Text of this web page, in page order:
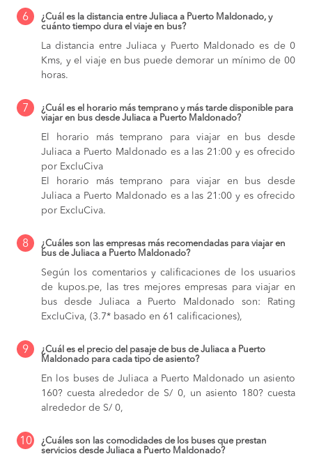
6
¿Cuál es la distancia entre Juliaca a Puerto Maldonado, y
cuánto tiempo dura el viaje en bus?
La distancia entre Juliaca y Puerto Maldonado es de 0
Kms, y el viaje en bus puede demorar un mínimo de 00
horas.
7
¿Cuál es el horario más temprano y más tarde disponible para
viajar en bus desde Juliaca a Puerto Maldonado?
El horario más temprano para viajar en bus desde
Juliaca a Puerto Maldonado es a las 21:00 y es ofrecido
por ExcluCiva
El horario más temprano para viajar en bus desde
Juliaca a Puerto Maldonado es a las 21:00 y es ofrecido
por ExcluCiva.
8
¿Cuáles son las empresas más recomendadas para viajar en
bus de Juliaca a Puerto Maldonado?
Según los comentarios y calificaciones de los usuarios
de kupos.pe, las tres mejores empresas para viajar en
bus desde Juliaca a Puerto Maldonado son: Rating
ExcluCiva, (3.7* basado en 61 calificaciones),
9
¿Cuál es el precio del pasaje de bus de Juliaca a Puerto
Maldonado para cada tipo de asiento?
En los buses de Juliaca a Puerto Maldonado un asiento
160? cuesta alrededor de S/ 0, un asiento 180? cuesta
alrededor de S/ 0,
10
¿Cuáles son las comodidades de los buses que prestan
servicios desde Juliaca a Puerto Maldonado?